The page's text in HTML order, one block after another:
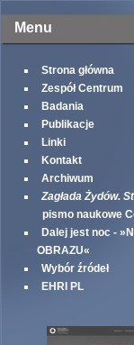
Menu
Strona główna
Zespół Centrum
Badania
Publikacje
Linki
Kontakt
Archiwum
Zagłada Żydów.
pismo naukowe
Dalej jest noc -
OBRAZU«
Wybór źródeł
EHRI PL